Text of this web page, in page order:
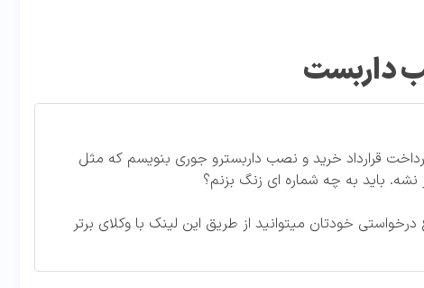
داربست
قرارداد خرید و نصب داربسترو جوری بنویسم که مثل
باید به چه شماره ای زنگ بزنم؟
خودتان میتوانید از طریق این لینک با وکلای برتر